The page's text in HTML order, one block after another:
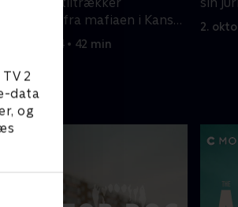
2
data
og
fra mafiaen i Kansas
2024 • 42 min
2.